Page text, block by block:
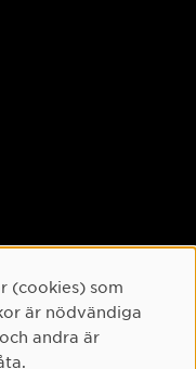
(cookies) som
är nödvändiga
andra är